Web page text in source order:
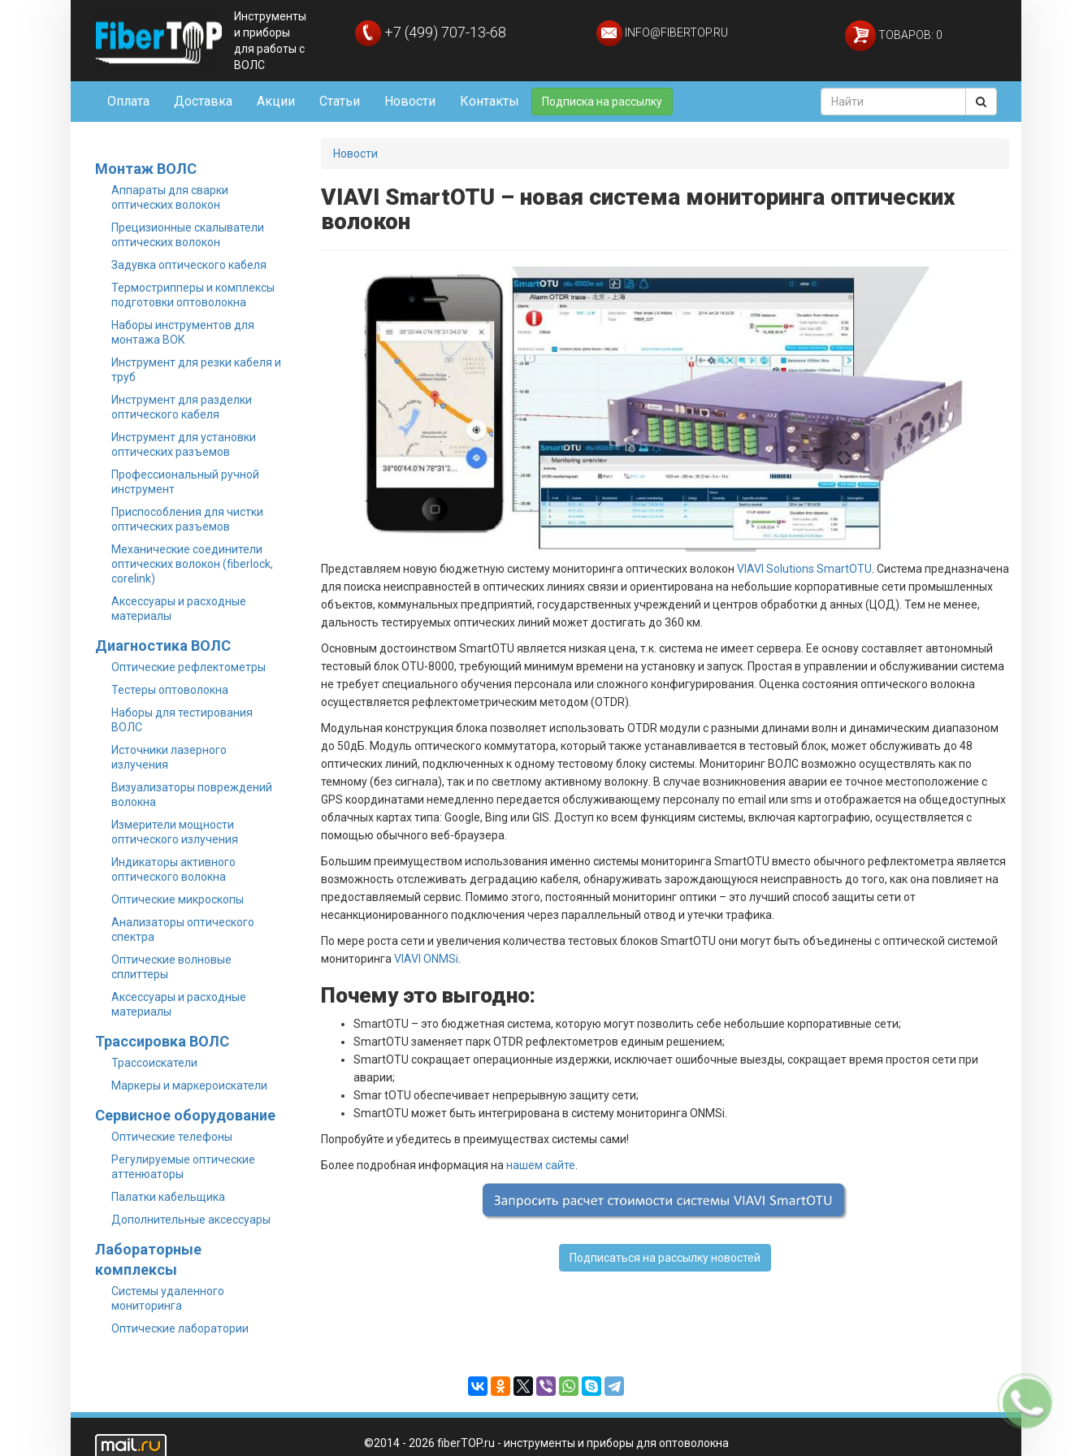
Инструменты
и приборы
для работы с
ВОЛС
+7 (499) 707-13-68 INFO@FIBERTOP.RU ТОВАРОВ: 0
Оплата Доставка Акции Статьи Новости Контакты Подписка на рассылку
Монтаж ВОЛС
Аппараты для сварки
оптических волокон
Прецизионные скалыватели
оптических волокон
Задувка оптического кабеля
Термострипперы и комплексы
подготовки оптоволокна
Наборы инструментов для
монтажа ВОК
Инструмент для резки кабеля и
труб
Инструмент для разделки
оптического кабеля
Инструмент для установки
оптических разъемов
Профессиональный ручной
инструмент
Приспособления для чистки
оптических разъемов
Механические соединители
оптических волокон (fiberlock,
corelink)
Аксессуары и расходные
материалы
Диагностика ВОЛС
Оптические рефлектометры
Тестеры оптоволокна
Наборы для тестирования
ВОЛС
Источники лазерного
излучения
Визуализаторы повреждений
волокна
Измерители мощности
оптического излучения
Индикаторы активного
оптического волокна
Оптические микроскопы
Анализаторы оптического
спектра
Оптические волновые
сплиттеры
Аксессуары и расходные
материалы
Трассировка ВОЛС
Трассоискатели
Маркеры и маркероискатели
Сервисное оборудование
Оптические телефоны
Регулируемые оптические
аттенюаторы
Палатки кабельщика
Дополнительные аксессуары
Лабораторные
комплексы
Системы удаленного
мониторинга
Оптические лаборатории
Новости
VIAVI SmartOTU – новая система мониторинга оптических
волокон
Представляем новую бюджетную систему мониторинга оптических волокон VIAVI Solutions SmartOTU . Система предназначена
для поиска неисправностей в оптических линиях связи и ориентирована на небольшие корпоративные сети промышленных
объектов, коммунальных предприятий, государственных учреждений и центров обработки д анных (ЦОД). Тем не менее,
дальность тестируемых оптических линий может достигать до 360 км.
Основным достоинством SmartOTU является низкая цена, т.к. система не имеет сервера. Ее основу составляет автономный
тестовый блок OTU-8000, требующий минимум времени на установку и запуск. Простая в управлении и обслуживании система
не требует специального обучения персонала или сложного конфигурирования. Оценка состояния оптического волокна
осуществляется рефлектометрическим методом (OTDR).
Модульная конструкция блока позволяет использовать OTDR модули с разными длинами волн и динамическим диапазоном
до 50дБ. Модуль оптического коммутатора, который также устанавливается в тестовый блок, может обслуживать до 48
оптических линий, подключенных к одному тестовому блоку системы. Мониторинг ВОЛС возможно осуществлять как по
темному (без сигнала), так и по светлому активному волокну. В случае возникновения аварии ее точное местоположение с
GPS координатами немедленно передается обслуживающему персоналу по email или sms и отображается на общедоступных
облачных картах типа: Google, Bing или GIS. Доступ ко всем функциям системы, включая картографию, осуществляется с
помощью обычного веб-браузера.
Большим преимуществом использования именно системы мониторинга SmartOTU вместо обычного рефлектометра является
возможность отслеживать деградацию кабеля, обнаруживать зарождающуюся неисправность до того, как она повлияет на
предоставляемый сервис. Помимо этого, постоянный мониторинг оптики – это лучший способ защиты сети от
несанкционированного подключения через параллельный отвод и утечки трафика.
По мере роста сети и увеличения количества тестовых блоков SmartOTU они могут быть объединены с оптической системой
мониторинга VIAVI ONMSi
Почему это выгодно:
SmartOTU – это бюджетная система, которую могут позволить себе небольшие корпоративные сети;
SmartOTU заменяет парк OTDR рефлектометров единым решением;
SmartOTU сокращает операционные издержки, исключает ошибочные выезды, сокращает время простоя сети при
аварии;
Smar tOTU обеспечивает непрерывную защиту сети;
SmartOTU может быть интегрирована в систему мониторинга ONMSi.
Попробуйте и убедитесь в преимуществах системы сами!
Более подробная информация на нашем сайте
Подписаться на рассылку новостей
©2014 - 2026 fiberTOP.ru - инструменты и приборы для оптоволокна
Заказать
звонок